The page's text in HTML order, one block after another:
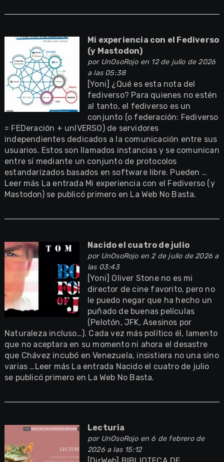
Mi experiencia con el Fediverso
(y Mastodon)
por UnOsoRojoen 12 de julio de 2026
a las 05:38
[Yoni] ¿Qué es esta nota del
fediverso? Para quienes no estén
al tanto, el fediverso es un
conjunto (o federación: Fediverso
= FEDeración + unIVERSO) de servidores
independientes dedicados a la comunicación entre sus
usuarios. Estos son llamados instancias y se comunican
entre sí mediante un conjunto de protocolos
estandarizados basados en software libre. Pueden …
Leer más La entrada Mi experiencia con el Fediverso (y
Mastodon) se publicó primero en La Web No Basta.
Nacido el cuatro de julio
por UnOsoRojoen 2 de julio de 2026 a
las 03:43
[Yoni] Oliver Stone no es mi
director de cine favorito, pero no
le puedo negar que ha hecho un
puñado de buenas películas
(Pelotón, JFK, Asesinos por
Naturaleza incluso…). Cada vez más político él, lamento
que no aceptara en su momento ni ahora el desastre
que Chávez incubó en Venezuela, insistiera no una sino
varias …Leer más La entrada Nacido el cuatro de julio
se publicó primero en La Web No Basta.
Lecturia
por UnOsoRojoen 6 de febrero de
2026 a las 15:12